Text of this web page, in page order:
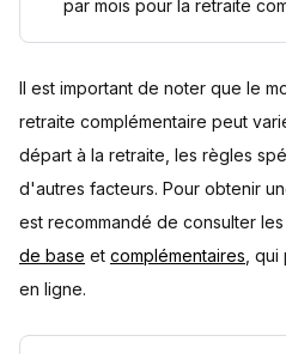
par mois pour la retraite
Il est important de noter que le
retraite complémentaire peut
départ à la retraite, les règles
d'autres facteurs. Pour obtenir
est recommandé de consulter
de base et complémentaires ,
en ligne.